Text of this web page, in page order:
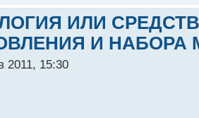
ИЛИ
И НАБОРА
2011, 15:30